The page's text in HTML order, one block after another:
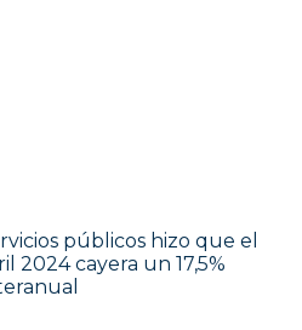
públicos hizo que el
2024 cayera un 17,5%